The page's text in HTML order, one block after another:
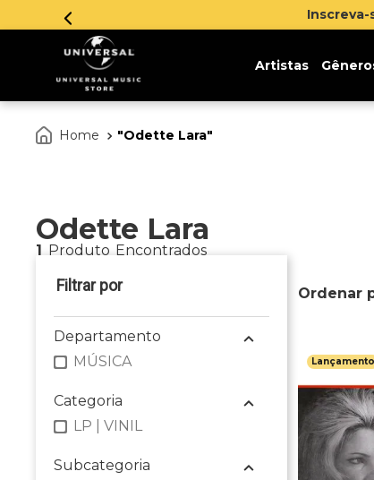
Artistas
Odette Lara
Odette Lara
1 Produto
Departamento
MÚSICA
Categoria
LP | VINIL
Subcategoria
Lançamento